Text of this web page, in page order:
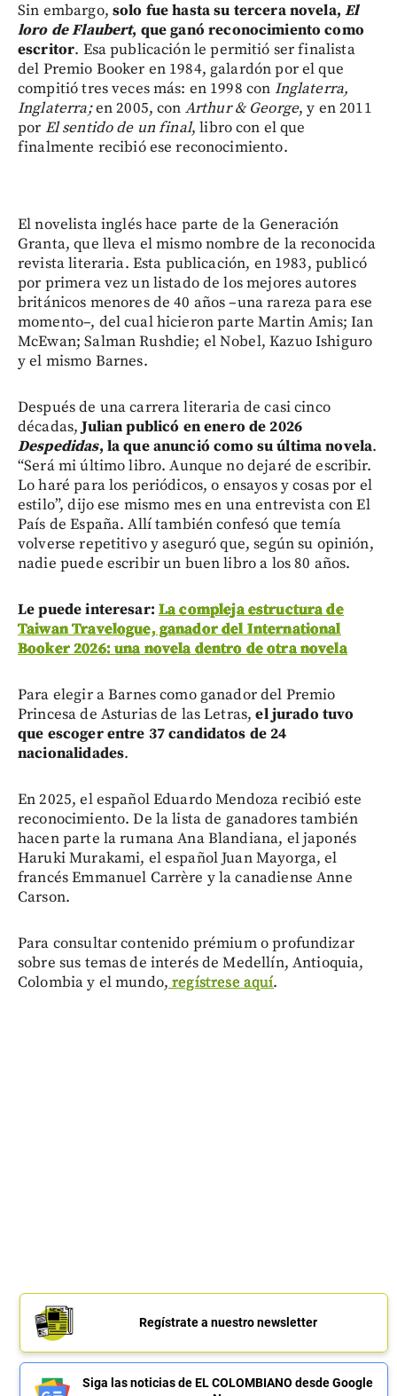
Sin embargo, solo fue hasta su tercera novela,El
loro de Flaubert, que ganó reconocimiento como
escritor. Esa publicación le permitió ser finalista
del Premio Booker en 1984, galardón por el que
compitió tres veces más: en 1998 con Inglaterra,
Inglaterra;en 2005, con Arthur & George, y en 2011
por El sentido de un final, libro con el que
finalmente recibió ese reconocimiento.
El novelista inglés hace parte de la Generación
Granta, que lleva el mismo nombre de la reconocida
revista literaria. Esta publicación, en 1983, publicó
por primera vez un listado de los mejores autores
británicos menores de 40 años –una rareza para ese
momento–, del cual hicieron parte Martin Amis; Ian
McEwan; Salman Rushdie; el Nobel, Kazuo Ishiguro
y el mismo Barnes.
Después de una carrera literaria de casi cinco
décadas,Julian publicó en enero de 2026
Despedidas, la que anunció como su última novela.
“Será mi último libro. Aunque no dejaré de escribir.
Lo haré para los periódicos, o ensayos y cosas por el
estilo”, dijo ese mismo mes en una entrevista con El
País de España. Allí también confesó que temía
volverse repetitivo y aseguró que, según su opinión,
nadie puede escribir un buen libro a los 80 años.
Le puede interesar: La compleja estructura de
Taiwan Travelogue, ganador del International
Booker 2026: una novela dentro de otra novela
Para elegir a Barnes como ganador del Premio
Princesa de Asturias de las Letras, el jurado tuvo
que escoger entre 37 candidatos de 24
nacionalidades.
En 2025, el español Eduardo Mendoza recibió este
reconocimiento. De la lista de ganadores también
hacen parte la rumana Ana Blandiana, el japonés
Haruki Murakami, el español Juan Mayorga, el
francés Emmanuel Carrère y la canadiense Anne
Carson.
Para consultar contenido prémium o profundizar
sobre sus temas de interés de Medellín, Antioquia,
Colombia y el mundo, regístrese aquí.
Regístrate a nuestro newsletter
Siga las noticias de EL COLOMBIANO desde Google